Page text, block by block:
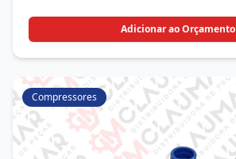
Adicionar ao Orçamento
Compressores